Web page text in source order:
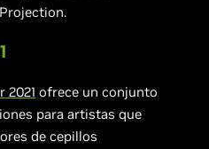
2021 ofrece un conjunto
para artistas que
de cepillos